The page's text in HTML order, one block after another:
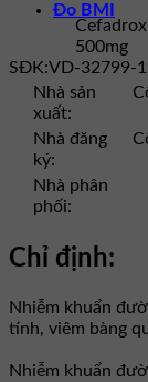
Đo BMI
500mg
SĐK:VD-32799-
Nhà sản
xuất:
Nhà đăng
ký:
Nhà phân
phối:
Chỉ định:
Nhiễm khuẩn
tính, viêm bàng
Nhiễm khuẩn